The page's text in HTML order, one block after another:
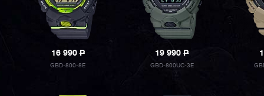
16 990P
GBD-800-8E
19 990P
GBD-800UC-3E